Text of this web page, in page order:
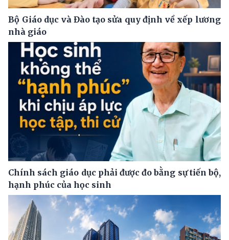
Bộ Giáo dục và Đào tạo sửa quy định về xếp lương
nhà giáo
Chính sách giáo dục phải được đo bằng sự tiến bộ,
hạnh phúc của học sinh